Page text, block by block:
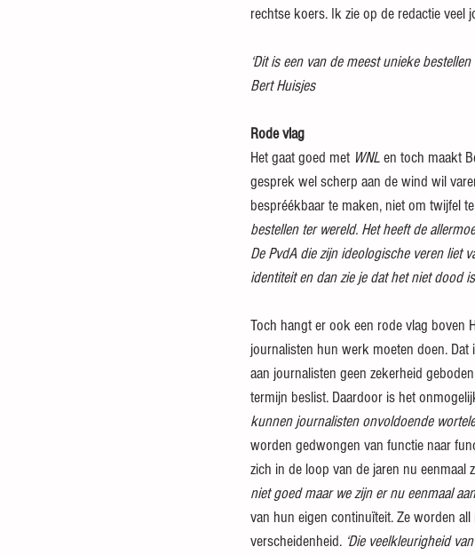
rechtse koers. Ik zie op de redactie veel
‘Dit is een van de meest unieke
Bert Huisjes
Rode vlag
Het gaat goed met WNL en toch maakt
gesprek wel scherp aan de wind wil
bespréékbaar te maken, niet om twijfel
bestellen ter wereld. Het heeft de
De PvdA die zijn ideologische veren liet
identiteit en dan zie je dat het niet dood
Toch hangt er ook een rode vlag boven
journalisten hun werk moeten doen.
aan journalisten geen zekerheid
termijn beslist. Daardoor is het
kunnen journalisten onvoldoende
worden gedwongen van functie naar
zich in de loop van de jaren nu eenmaal
niet goed maar we zijn er nu eenmaal
van hun eigen continuïteit. Ze worden
verscheidenheid. ‘Die veelkleurigheid